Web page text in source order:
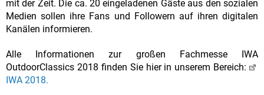
mit der Zeit. Die ca. 20 eingeladenen Gäste aus den sozialen
Medien sollen ihre Fans und Followern auf ihren digitalen
Kanälen informieren.
Alle Informationen zur großen Fachmesse IWA
OutdoorClassics 2018 finden Sie hier in unserem Bereich:
IWA 2018.